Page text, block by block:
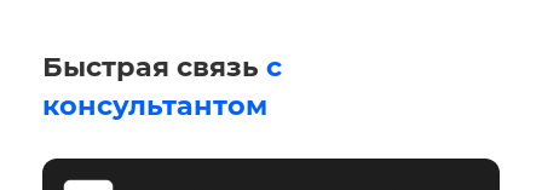
Быстрая связь с
консультантом